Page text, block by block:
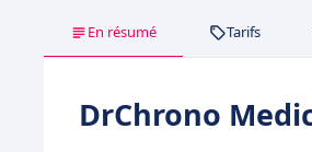
En résumé Tarifs
DrChrono